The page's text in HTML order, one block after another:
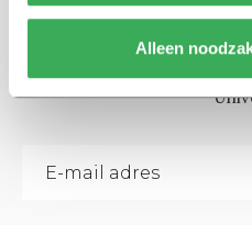
Alleen
Schrijf je in voor